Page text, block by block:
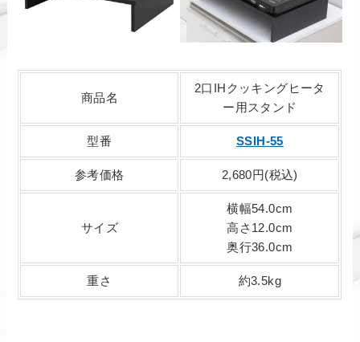
商品名
2口IHクッキングヒータ
ー用スタンド
型番 SSIH-55
参考価格 2,680円(税込)
サイズ
横幅54.0cm
高さ12.0cm
奥行36.0cm
重さ 約3.5kg